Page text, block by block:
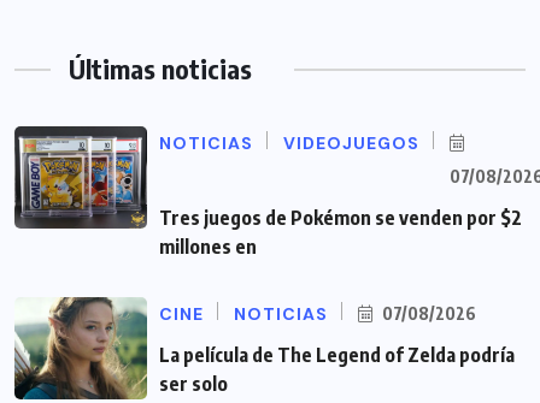
Últimas noticias
NOTICIAS VIDEOJUEGOS
07/08/
Tres juegos de Pokémon se venden por $2
millones en
CINE NOTICIAS 07/08/2026
La película de The Legend of Zelda podría
ser solo